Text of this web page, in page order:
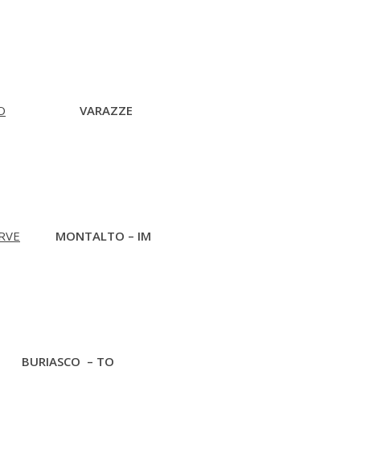
VARAZZE
MONTALTO – IM
BURIASCO – TO